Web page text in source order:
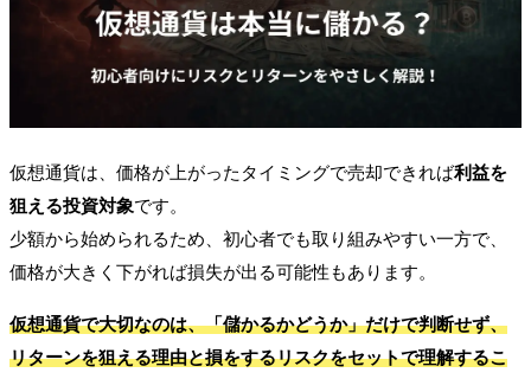
仮想通貨は、価格が上がったタイミングで売却できれば利益を
狙える投資対象です。
少額から始められるため、初心者でも取り組みやすい一方で、
価格が大きく下がれば損失が出る可能性もあります。
仮想通貨で大切なのは、「儲かるかどうか」だけで判断せず、
リターンを狙える理由と損をするリスクをセットで理解するこ